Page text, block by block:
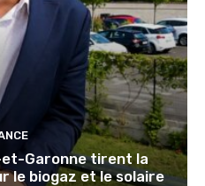
Garonne tirent la
le biogaz et le solaire